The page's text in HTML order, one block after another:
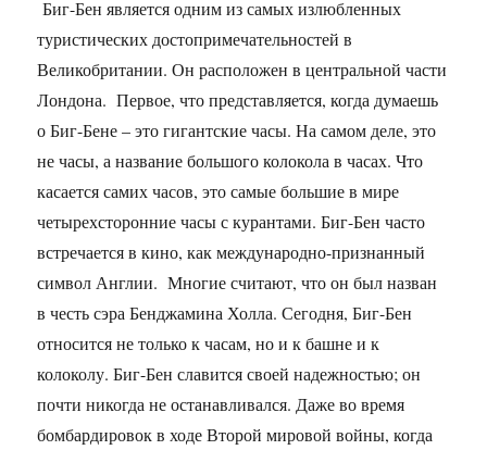
Биг-Бен является одним из самых излюбленных
туристических достопримечательностей в
Великобритании. Он расположен в центральной части
Лондона. Первое, что представляется, когда думаешь
о Биг-Бене – это гигантские часы. На самом деле, это
не часы, а название большого колокола в часах. Что
касается самих часов, это самые большие в мире
четырехсторонние часы с курантами. Биг-Бен часто
встречается в кино, как международно-признанный
символ Англии. Многие считают, что он был назван
в честь сэра Бенджамина Холла. Сегодня, Биг-Бен
относится не только к часам, но и к башне и к
колоколу. Биг-Бен славится своей надежностью; он
почти никогда не останавливался. Даже во время
бомбардировок в ходе Второй мировой войны, когда